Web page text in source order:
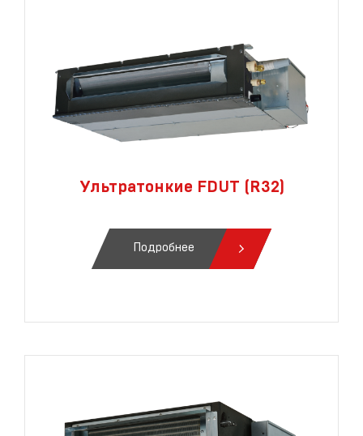
Ультратонкие FDUT (R32)
Подробнее